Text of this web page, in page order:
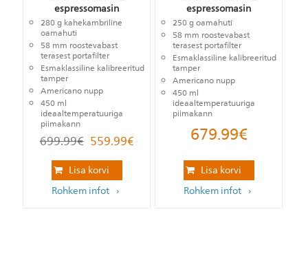
espressomasin
280 g kahekambriline
oamahuti
58 mm roostevabast
terasest portafilter
Esmaklassiline kalibreeritud
tamper
Americano nupp
450 ml
ideaaltemperatuuriga
piimakann
699.99€ 559.99€
Lisa korvi
Rohkem infot
espressomasin
250 g oamahuti
58 mm roostevabast
terasest portafilter
Esmaklassiline kalibreeritud
tamper
Americano nupp
450 ml
ideaaltemperatuuriga
piimakann
679.99€
Lisa korvi
Rohkem infot